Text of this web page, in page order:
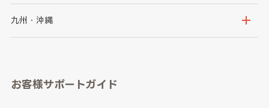
山梨県
愛知県
京都府
和歌山県
鳥取県
山口県
九州・沖縄
長崎県
お客様サポートガイド